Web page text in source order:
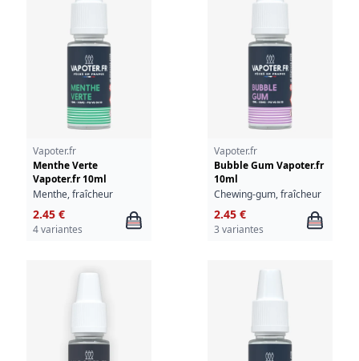
Vapoter.fr
Menthe Verte
Vapoter.fr 10ml
Menthe, fraîcheur
2.45 €
4 variantes
Vapoter.fr
Bubble Gum Vapoter.fr
10ml
Chewing-gum, fraîcheur
2.45 €
3 variantes